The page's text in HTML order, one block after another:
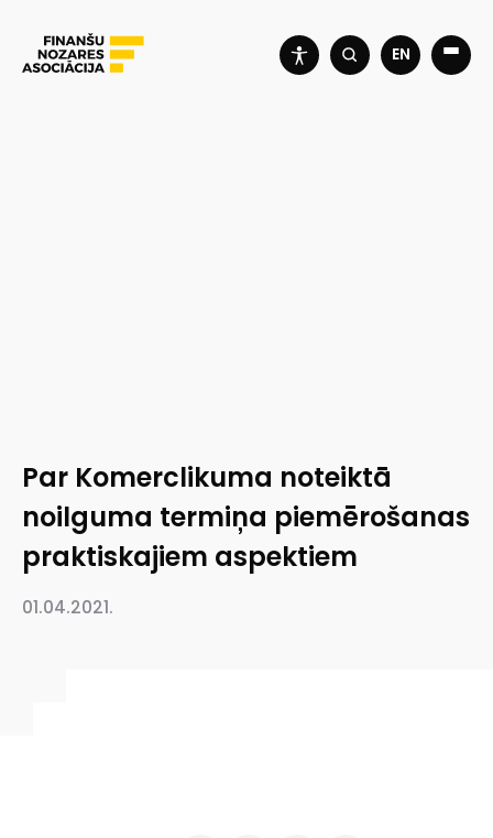
EN
Par Komerclikuma noteiktā
noilguma termiņa piemērošanas
praktiskajiem aspektiem
01.04.2021.